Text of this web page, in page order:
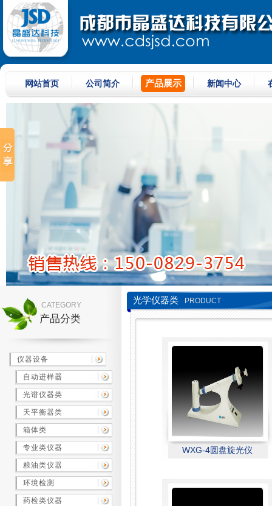
网站首页 公司简介 产品展示 新闻中心
产品分类
CATEGORY
仪器设备
自动进样器
光谱仪器类
天平衡器类
箱体类
专业类仪器
粮油类仪器
环境检测
药检类仪器
光学仪器类 PRODUCT
WXG-4圆盘旋光仪